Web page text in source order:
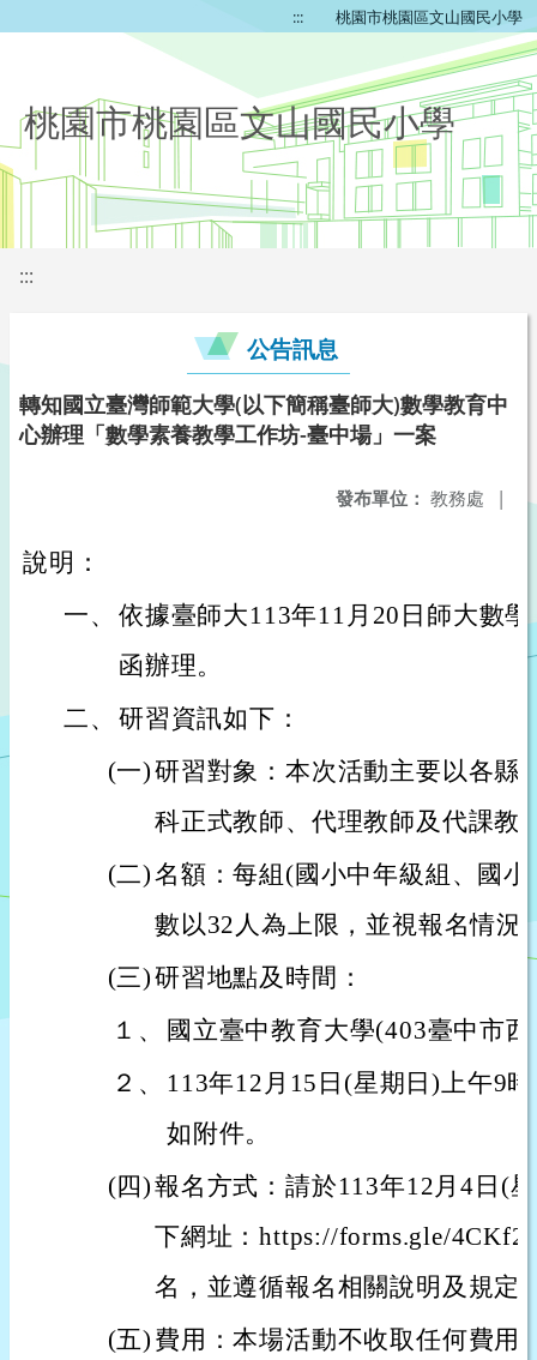
::: 桃園市桃園區文山國民小學
桃園市桃園區文山國民小學
:::
公告訊息
轉知國立臺灣師範大學(以下簡稱臺師大)數學教育中
心辦理「數學素養教學工作坊-臺中場」一案
發布單位： 教務處 |
說明：
一、 依據臺師大113年11月20日師大數
函辦理。
二、 研習資訊如下：
(一)研習對象：本次活動主要以各縣
科正式教師、代理教師及代課教
(二)名額：每組(國小中年級組、國
數以32人為上限，並視報名情況
(三)研習地點及時間：
１、
國立臺中教育大學(403臺中市
２、
113年12月15日(星期日)上午9
如附件。
(四)報名方式：請於113年12月4日(
下網址：https://forms.gle/
名，並遵循報名相關說明及規定
(五) 費用：本場活動不收取任何費用